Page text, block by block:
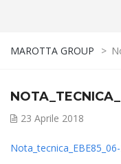
MAROTTA GROUP >
23 Aprile 2018